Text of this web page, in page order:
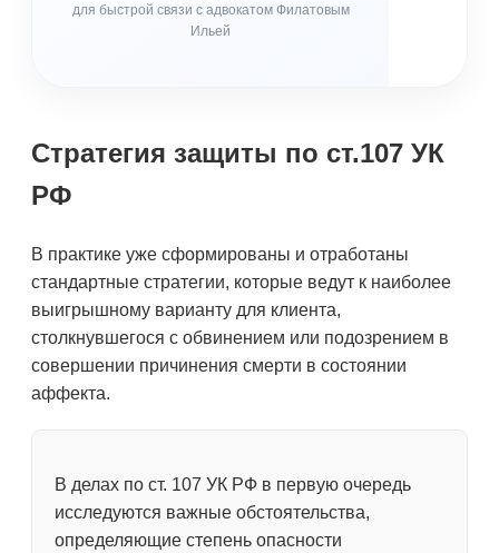
для быстрой связи с адвокатом Филатовым
Ильей
Стратегия защиты по ст.107 УК
РФ
В практике уже сформированы и отработаны
стандартные стратегии, которые ведут к наиболее
выигрышному варианту для клиента,
столкнувшегося с обвинением или подозрением в
совершении причинения смерти в состоянии
аффекта.
В делах по ст. 107 УК РФ в первую очередь
исследуются важные обстоятельства,
определяющие степень опасности